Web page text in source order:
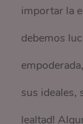
importar la
debemos
sus ideales,
lealtad!